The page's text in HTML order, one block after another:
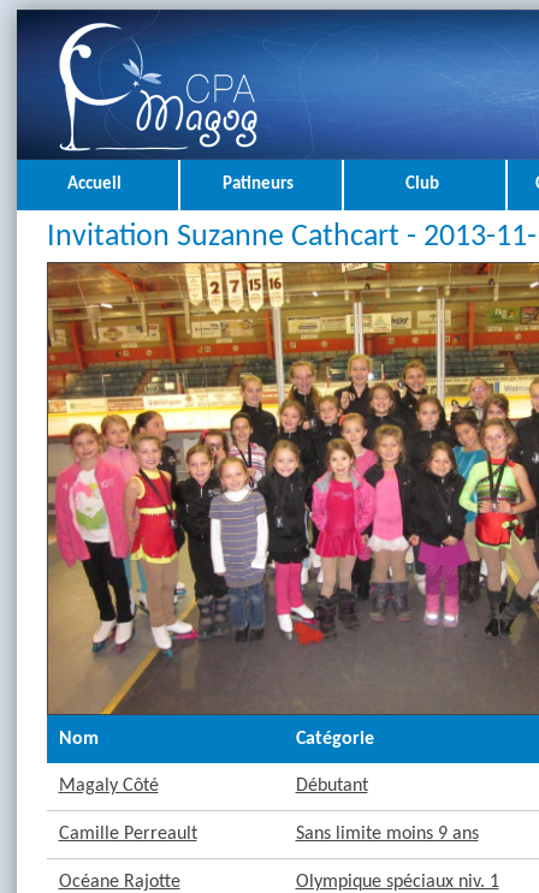
Accueil Patineurs Club
Invitation Suzanne Cathcart - 2013-
Nom Catégorie
Magaly Côté Débutant
Camille Perreault Sans limite moins 9 ans
Océane Rajotte Olympique spéciaux niv. 1